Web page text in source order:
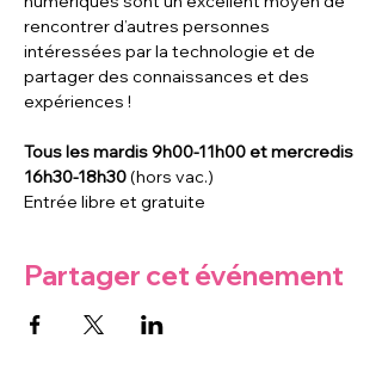
rencontrer d’autres personnes
intéressées par la technologie et de
partager des connaissances et des
expériences !
Tous les mardis 9h00-11h00 et mercredis
16h30-18h30 (hors vac.)
Entrée libre et gratuite
Partager cet événement